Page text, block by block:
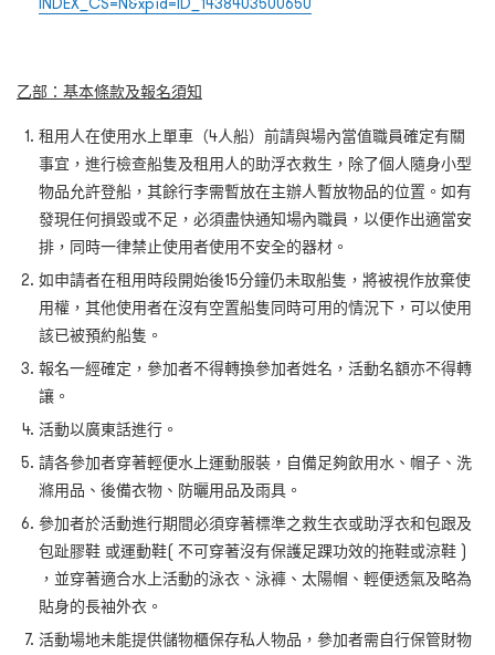
乙部：基本條款及報名須知
租用人在使用水上單車（4人船）前請與場內當值職員確定有關
事宜，進行檢查船隻及租用人的助浮衣救生，除了個人隨身小型
物品允許登船，其餘行李需暫放在主辦人暫放物品的位置。如有
發現任何損毀或不足，必須盡快通知場內職員，以便作出適當安
排，同時一律禁止使用者使用不安全的器材。
如申請者在租用時段開始後15分鐘仍未取船隻，將被視作放棄使
用權，其他使用者在沒有空置船隻同時可用的情況下，可以使用
該已被預約船隻。
報名一經確定，參加者不得轉換參加者姓名，活動名額亦不得轉
讓。
活動以廣東話進行。
請各參加者穿著輕便水上運動服裝，自備足夠飲用水、帽子、洗
滌用品、後備衣物、防曬用品及雨具。
參加者於活動進行期間必須穿著標準之救生衣或助浮衣和包跟及
包趾膠鞋 或運動鞋( 不可穿著沒有保護足踝功效的拖鞋或涼鞋 )
，並穿著適合水上活動的泳衣、泳褲、太陽帽、輕便透氣及略為
貼身的長袖外衣。
活動場地未能提供儲物櫃保存私人物品，參加者需自行保管財物